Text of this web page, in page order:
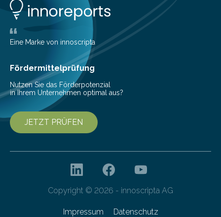
Technologie und Raumfahrt (BMFTR) fördert das
Projekt im Rahmen der Nationalen
Bioökonomiestrategie mit rund 2,7 Millionen Euro.
Pestizide sind äußerst wichtig, um die globale
Ernährung zu sichern. Ohne sie besteht die weltweite
Gefahr erheblicher…
Eine Marke von innoscripta
Fördermittelprüfung
Nutzen Sie das Förderpotenzial
in Ihrem Unternehmen optimal aus?
JETZT PRÜFEN
Copyright © 2026 - innoscripta AG
Impressum Datenschutz